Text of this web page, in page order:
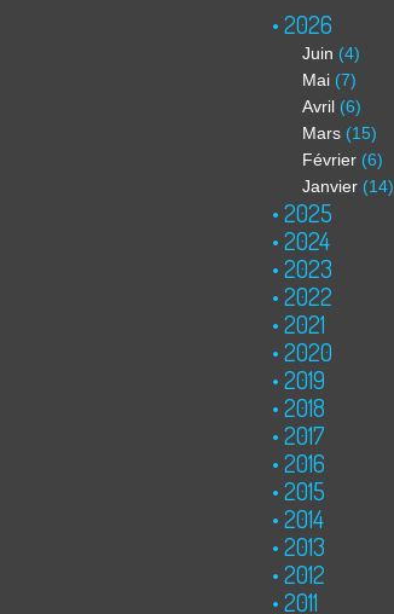
2026
Juin (4)
Mai (7)
Avril (6)
Mars (15)
Février (6)
Janvier (14)
2025
2024
2023
2022
2021
2020
2019
2018
2017
2016
2015
2014
2013
2012
2011